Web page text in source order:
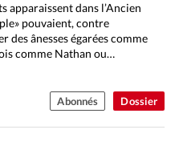
Dossier
apparaissent dans l’Ancien
pouvaient, contre
des ânesses égarées comme
comme Nathan ou…
Abonnés